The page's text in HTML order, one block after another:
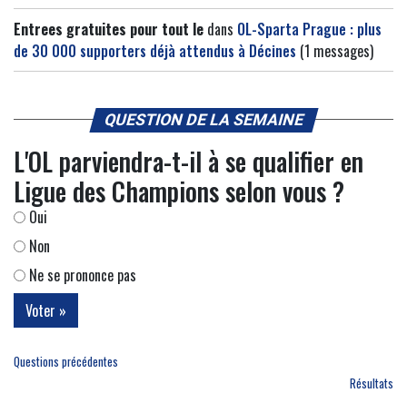
Entrees gratuites pour tout le dans OL-Sparta Prague : plus
de 30 000 supporters déjà attendus à Décines (1 messages)
QUESTION DE LA SEMAINE
L'OL parviendra-t-il à se qualifier en
Ligue des Champions selon vous ?
Oui
Non
Ne se prononce pas
Questions précédentes
Résultats